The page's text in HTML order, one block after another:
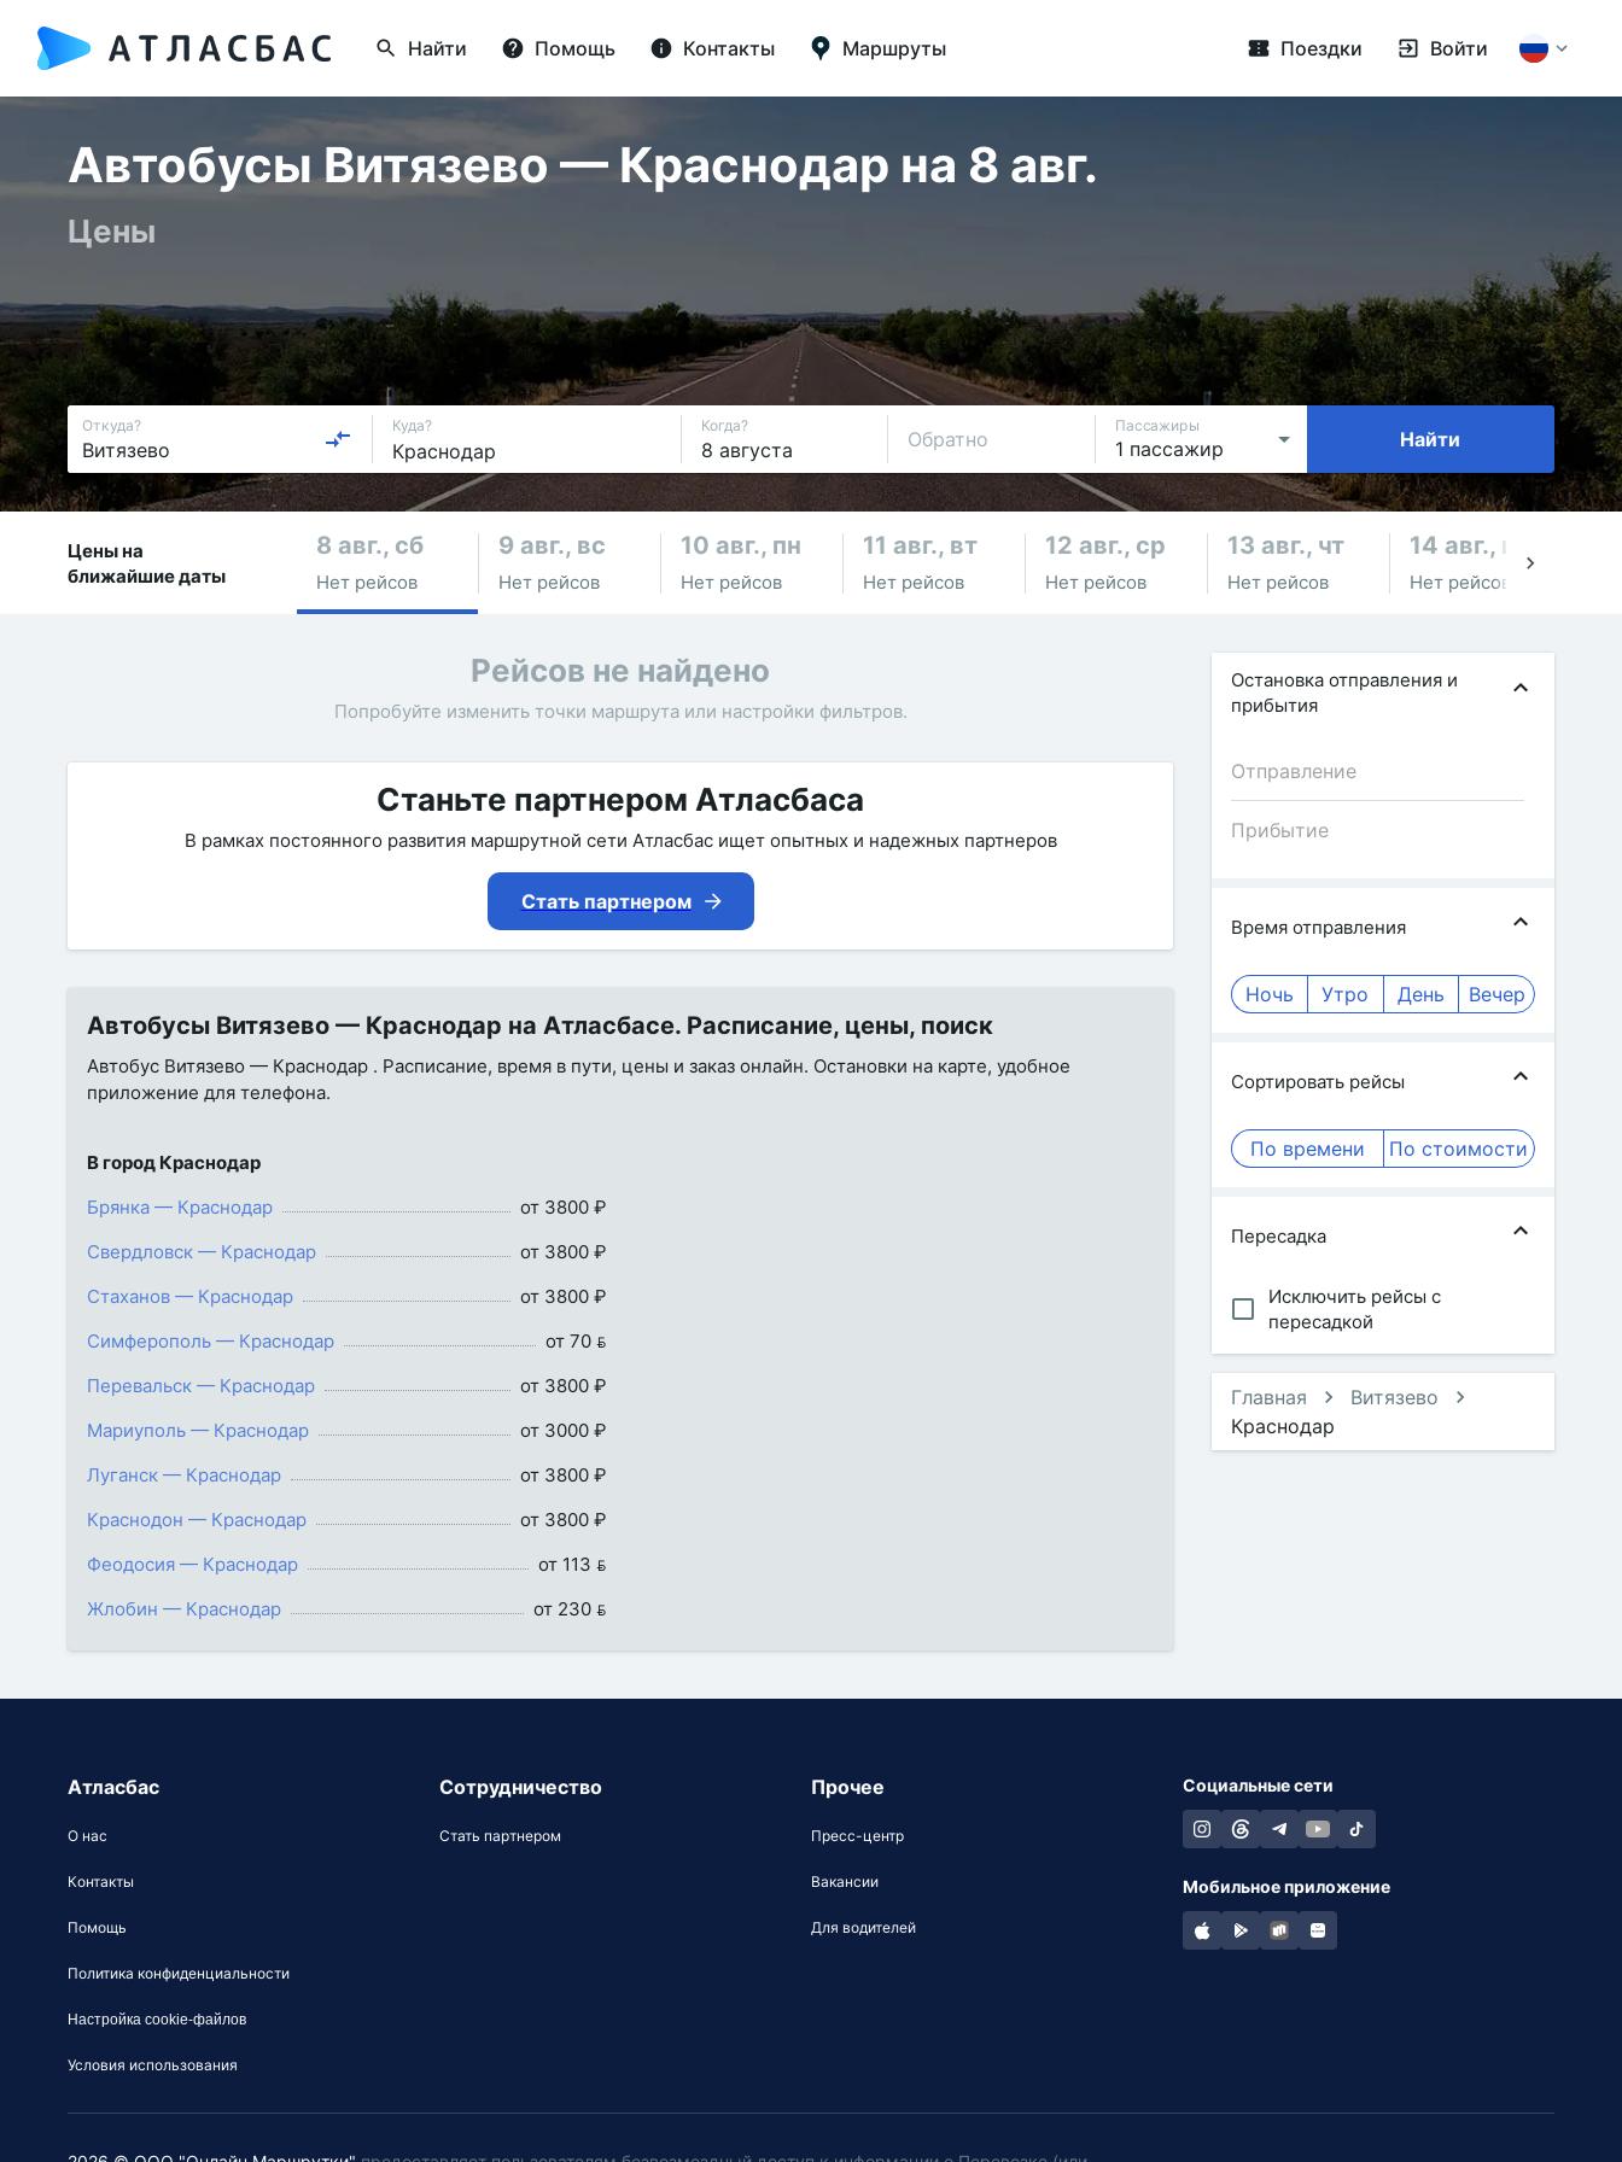
Найти Помощь Контакты Маршруты Поездки Войти
Автобусы Витязево — Краснодар на 8 авг.
Цены
Откуда? Куда? Когда?
Обратно
Пассажиры
Найти
Цены на
ближайшие даты
8 авг., сб
Нет рейсов
9 авг., вс
Нет рейсов
10 авг., пн
Нет рейсов
11 авг., вт
Нет рейсов
12 авг., ср
Нет рейсов
13 авг., чт
Нет рейсов
14 авг., пт
Нет рейсов
Рейсов не найдено
Попробуйте изменить точки маршрута или настройки фильтров.
Станьте партнером Атласбаса
В рамках постоянного развития маршрутной сети Атласбас ищет опытных и надежных партнеров
Стать партнером
Автобусы Витязево — Краснодар на Атласбасе. Расписание, цены, поиск
Автобус Витязево — Краснодар . Расписание, время в пути, цены и заказ онлайн. Остановки на карте, удобное
приложение для телефона.
В город Краснодар
Брянка — Краснодар
от 3800 ₽
Свердловск — Краснодар
от 3800 ₽
Стаханов — Краснодар
от 3800 ₽
Симферополь — Краснодар
от 70 
Перевальск — Краснодар
от 3800 ₽
Мариуполь — Краснодар
от 3000 ₽
Луганск — Краснодар
от 3800 ₽
Краснодон — Краснодар
от 3800 ₽
Феодосия — Краснодар
от 113 
Жлобин — Краснодар
от 230 
Остановка отправления и
прибытия
Время отправления
Ночь Утро День Вечер
Сортировать рейсы
По времени По стоимости
Пересадка
Исключить рейсы с
пересадкой
Главная
Витязево
Краснодар
Атласбас
О нас
Контакты
Помощь
Политика конфиденциальности
Настройка cookie-файлов
Условия использования
Сотрудничество
Стать партнером
Прочее
Пресс-центр
Вакансии
Для водителей
Социальные сети
Мобильное приложение